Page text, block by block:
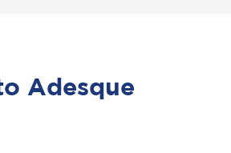
Adesque